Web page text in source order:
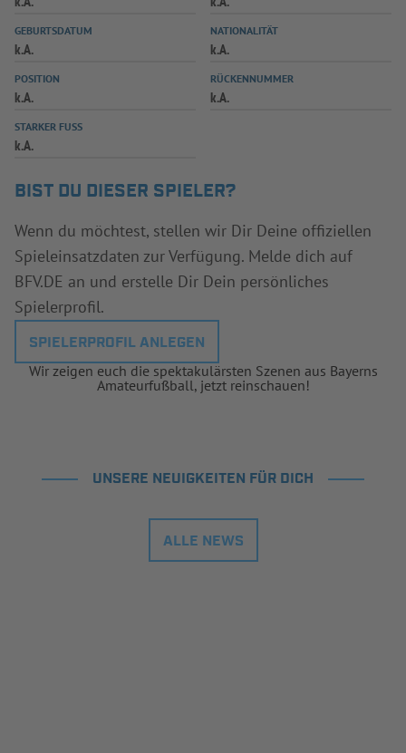
SPIELPLUS
GEBURTSDATUM
k.A.
NATIONALITÄT
k.A.
POSITION
k.A.
RÜCKENNUMMER
k.A.
STARKER FUSS
k.A.
BIST DU DIESER SPIELER?
Wenn du möchtest, stellen wir Dir Deine offiziellen
Spieleinsatzdaten zur Verfügung. Melde dich auf
BFV.DE an und erstelle Dir Dein persönliches
Spielerprofil.
SPIELERPROFIL ANLEGEN
Wir zeigen euch die spektakulärsten Szenen aus Bayerns
Amateurfußball, jetzt reinschauen!
UNSERE NEUIGKEITEN FÜR DICH
ALLE NEWS